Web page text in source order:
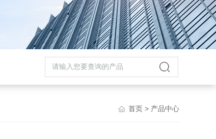
首页 > 产品中心